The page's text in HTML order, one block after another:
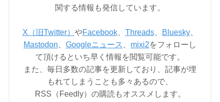
関する情報も発信しています。
X（旧Twitter） やFacebook、 Threads、 Bluesky、
Mastodon
Googleニュース mixi2をフォローし
て頂けるといち早く情報を閲覧可能です。
また、毎日多数の記事を更新しており、記事が埋
もれてしまうことも多々あるので、
RSS（Feedly）の購読もオススメします。